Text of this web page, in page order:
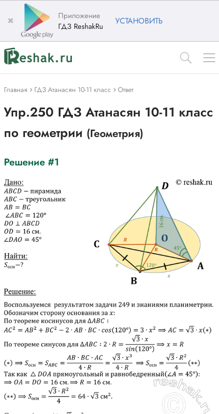
✖
Приложение
ГДЗ ReshakRu
УСТАНОВИТЬ
Главная ГДЗ Атанасян 10-11 класс Ответ
Упр.250 ГДЗ Атанасян 10-11 класс
по геометрии (Геометрия)
Решение #1